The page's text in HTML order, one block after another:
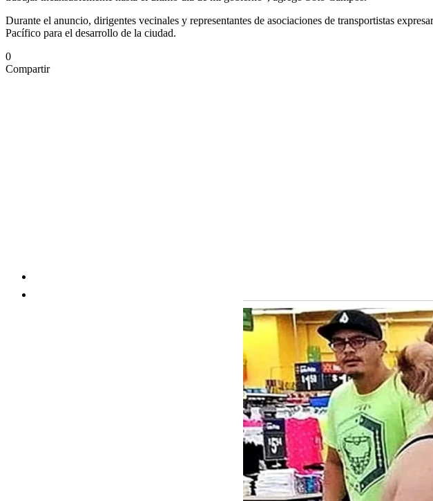
Durante el anuncio, dirigentes vecinales y representantes de asociaciones de transportistas
Pacífico para el desarrollo de la ciudad.
0
Compartir